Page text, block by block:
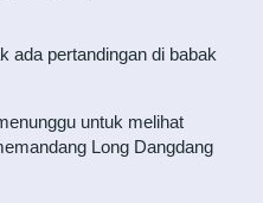
ada pertandingan di babak
untuk melihat
Long Dangdang